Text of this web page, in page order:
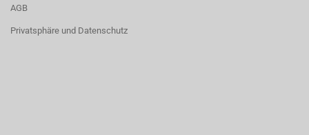
AGB
Privatsphäre und Datenschutz